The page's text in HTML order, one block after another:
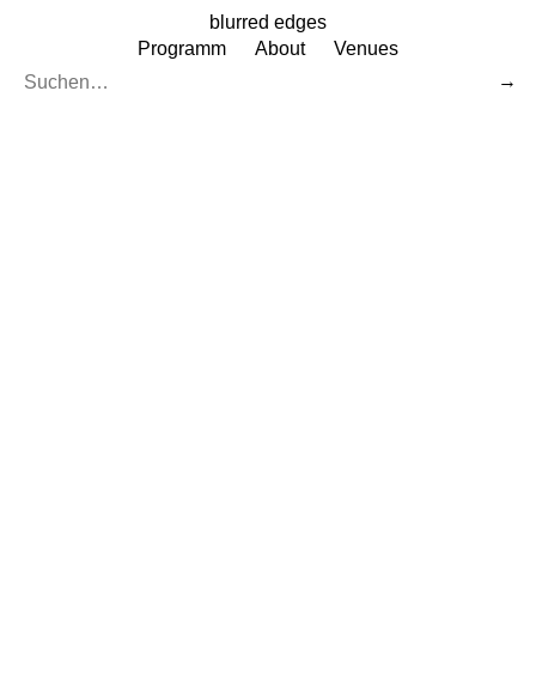
blurred edges
Programm
About
Venues
→